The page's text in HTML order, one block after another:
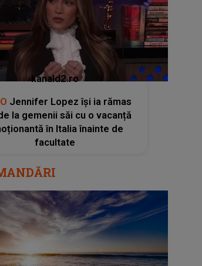
kanald2.ro
Jennifer Lopez își ia rămas
la gemenii săi cu o vacanță
în Italia înainte de
facultate